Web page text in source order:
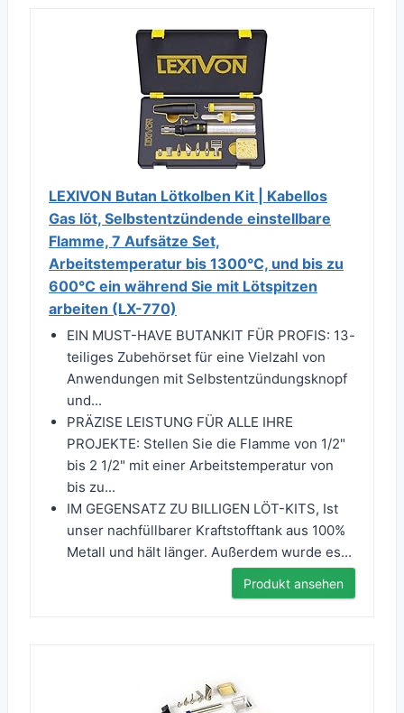
LEXIVON Butan Lötkolben Kit | Kabellos
Gas löt, Selbstentzündende einstellbare
Flamme, 7 Aufsätze Set,
Arbeitstemperatur bis 1300°C, und bis zu
600°C ein während Sie mit Lötspitzen
arbeiten (LX-770)
EIN MUST-HAVE BUTANKIT FÜR PROFIS: 13-
teiliges Zubehörset für eine Vielzahl von
Anwendungen mit Selbstentzündungsknopf
und...
PRÄZISE LEISTUNG FÜR ALLE IHRE
PROJEKTE: Stellen Sie die Flamme von 1/2"
bis 2 1/2" mit einer Arbeitstemperatur von
bis zu...
IM GEGENSATZ ZU BILLIGEN LÖT-KITS, Ist
unser nachfüllbarer Kraftstofftank aus 100%
Metall und hält länger. Außerdem wurde es...
Produkt ansehen